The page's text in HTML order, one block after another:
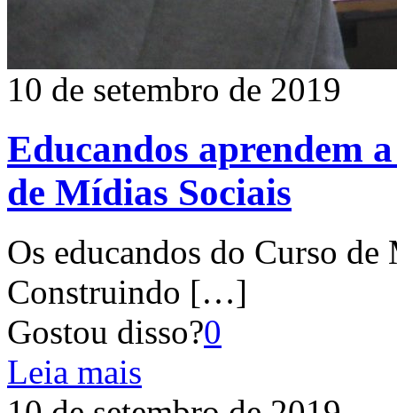
10 de setembro de 2019
Educandos aprendem
de Mídias Sociais
Os educandos do Curso
Construindo […]
Gostou disso?0
Leia mais